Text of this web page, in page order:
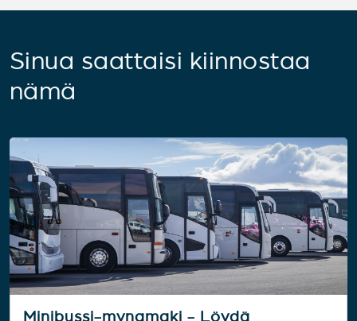
Sinua saattaisi kiinnostaa
nämä
Minibussi-mynamaki - Löydä